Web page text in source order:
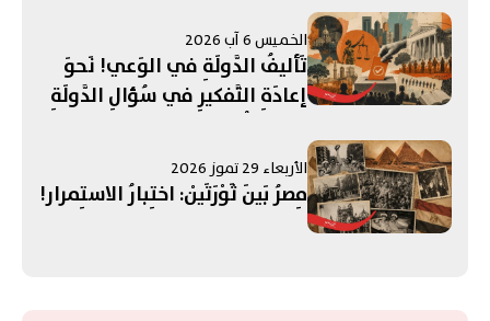
الخميس 6 آب 2026
تَأليفُ الدَّولَةِ في الوَعي! نَحوَ
إعادَةِ التَّفكيرِ في سُؤالِ الدَّولَةِ
الأربعاء 29 تموز 2026
مِصرُ بَينَ ثَوْرَتَيْن: اختِبارُ الاستِمرار!